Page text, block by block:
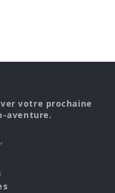
votre prochaine
aventure.